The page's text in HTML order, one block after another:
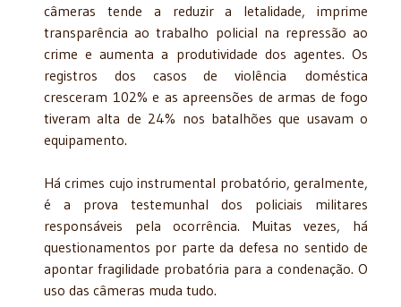
câmeras tende a reduzir a letalidade, imprime
transparência ao trabalho policial na repressão ao
crime e aumenta a produtividade dos agentes. Os
registros dos casos de violência doméstica
cresceram 102% e as apreensões de armas de fogo
tiveram alta de 24% nos batalhões que usavam o
equipamento.
Há crimes cujo instrumental probatório, geralmente,
é a prova testemunhal dos policiais militares
responsáveis pela ocorrência. Muitas vezes, há
questionamentos por parte da defesa no sentido de
apontar fragilidade probatória para a condenação. O
uso das câmeras muda tudo.